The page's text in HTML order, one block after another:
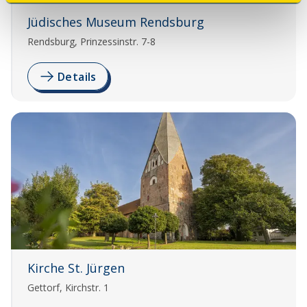
Jüdisches Museum Rendsburg
Rendsburg, Prinzessinstr. 7-8
Details
Kirche St. Jürgen
Gettorf, Kirchstr. 1